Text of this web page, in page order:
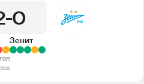
0
Зенит